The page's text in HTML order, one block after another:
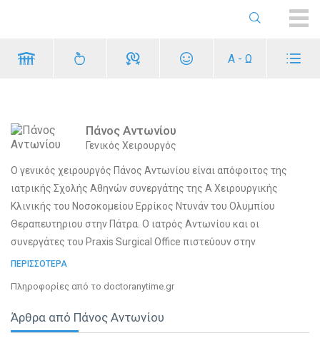
Α - Ω
Πάνος Αντωνίου
Γενικός Χειρουργός
Ο γενικός χειρουργός Πάνος Αντωνίου είναι απόφοιτος της
ιατρικής Σχολής Αθηνών συνεργάτης της Α Χειρουργικής
Κλινικής του Νοσοκομείου Ερρίκος Ντυνάν του Ολυμπίου
Θεραπευτηριου στην Πάτρα. Ο ιατρός Αντωνίου και οι
συνεργάτες του Praxis Surgical Office πιστεύουν στην
διεπιστημονική αλλά και εξατομικευμένη προσέγγιση των
αυτή προσεγγίζουν και θεραπεύουν τους ασθενείς τους τα
τελευταία 21 χρόνια.
ΠΕΡΙΣΣΟΤΕΡΑ
Πληροφορίες από το doctoranytime.gr
Άρθρα από Πάνος Αντωνίου